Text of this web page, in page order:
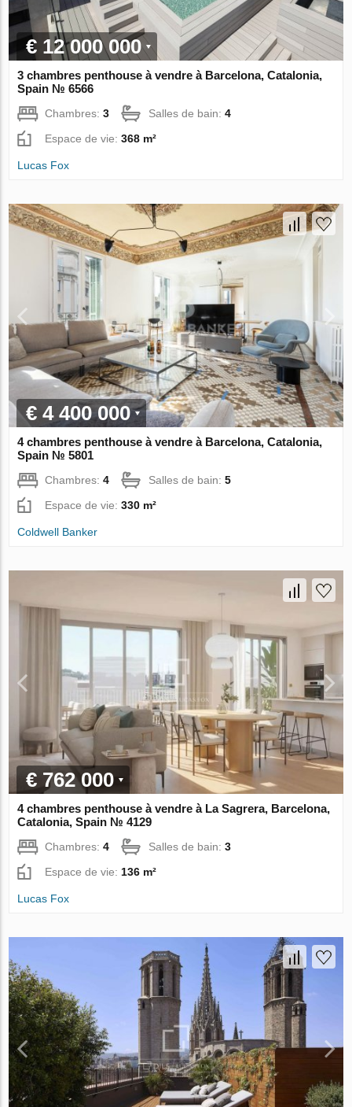
€ 12 000 000
3 chambres penthouse à vendre à Barcelona, Catalonia,
Spain № 6566
Chambres:3 Salles de bain:4
Espace de vie:368 m²
Lucas Fox
€ 4 400 000
4 chambres penthouse à vendre à Barcelona, Catalonia,
Spain № 5801
Chambres:4 Salles de bain:5
Espace de vie:330 m²
Coldwell Banker
€ 762 000
4 chambres penthouse à vendre à La Sagrera, Barcelona,
Catalonia, Spain № 4129
Chambres:4 Salles de bain:3
Espace de vie: 136 m²
Lucas Fox